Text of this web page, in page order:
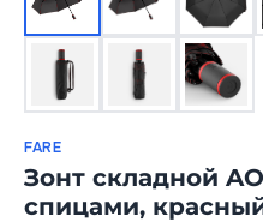
FARE
Зонт складной
спицами,